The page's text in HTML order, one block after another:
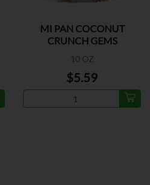
MI PAN COCONUT
CRUNCH GEMS
10 OZ
$5.59